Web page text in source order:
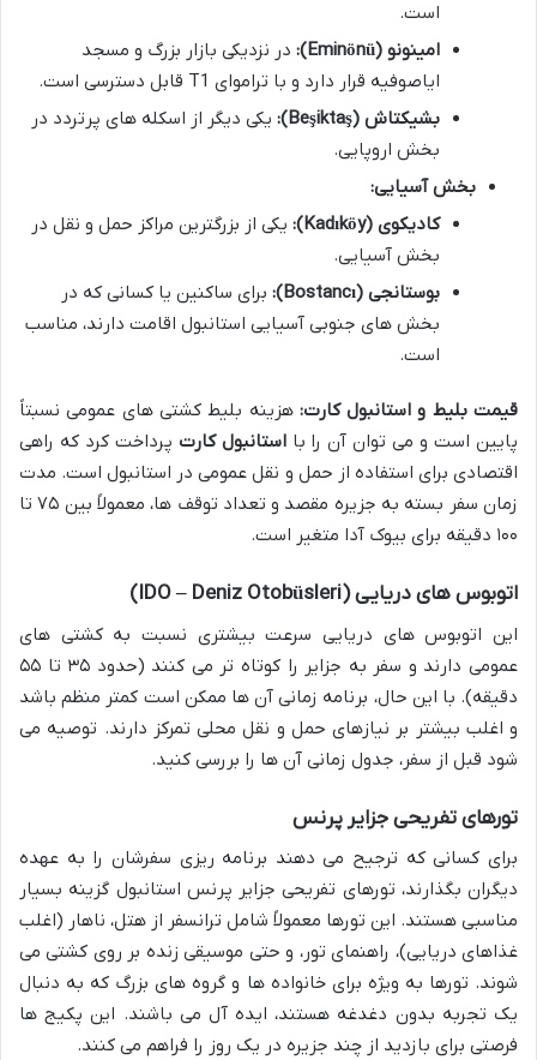
است.
امینونو (Eminönü):
در نزدیکی بازار بزرگ و مسجد
ایاصوفیه قرار دارد و با تراموای T1 قابل دسترسی است.
بشیکتاش (Beşiktaş):
یکی دیگر از اسکله های پرتردد در
بخش اروپایی.
بخش آسیایی:
کادیکوی (Kadıköy):
یکی از بزرگترین مراکز حمل و نقل در
بخش آسیایی.
بوستانجی (Bostancı):
برای ساکنین یا کسانی که در
بخش های جنوبی آسیایی استانبول اقامت دارند، مناسب
است.
قیمت بلیط و استانبول کارت: هزینه بلیط کشتی های عمومی نسبتاً
پایین است و می توان آن را بااستانبول کارت پرداخت کرد که راهی
اقتصادی برای استفاده از حمل و نقل عمومی در استانبول است. مدت
زمان سفر بسته به جزیره مقصد و تعداد توقف ها، معمولاً بین ۷۵ تا
۱۰۰ دقیقه برای بیوک آدا متغیر است.
اتوبوس های دریایی (IDO – Deniz Otobüsleri)
این اتوبوس های دریایی سرعت بیشتری نسبت به کشتی های
عمومی دارند و سفر به جزایر را کوتاه تر می کنند (حدود ۳۵ تا ۵۵
دقیقه). با این حال، برنامه زمانی آن ها ممکن است کمتر منظم باشد
و اغلب بیشتر بر نیازهای حمل و نقل محلی تمرکز دارند. توصیه می
شود قبل از سفر، جدول زمانی آن ها را بررسی کنید.
تورهای تفریحی جزایر پرنس
برای کسانی که ترجیح می دهند برنامه ریزی سفرشان را به عهده
دیگران بگذارند، تورهای تفریحی جزایر پرنس استانبول گزینه بسیار
مناسبی هستند. این تورها معمولاً شامل ترانسفر از هتل، ناهار (اغلب
غذاهای دریایی)، راهنمای تور، و حتی موسیقی زنده بر روی کشتی می
شوند. تورها به ویژه برای خانواده ها و گروه های بزرگ که به دنبال
یک تجربه بدون دغدغه هستند، ایده آل می باشند. این پکیج ها
فرصتی برای بازدید از چند جزیره در یک روز را فراهم می کنند.